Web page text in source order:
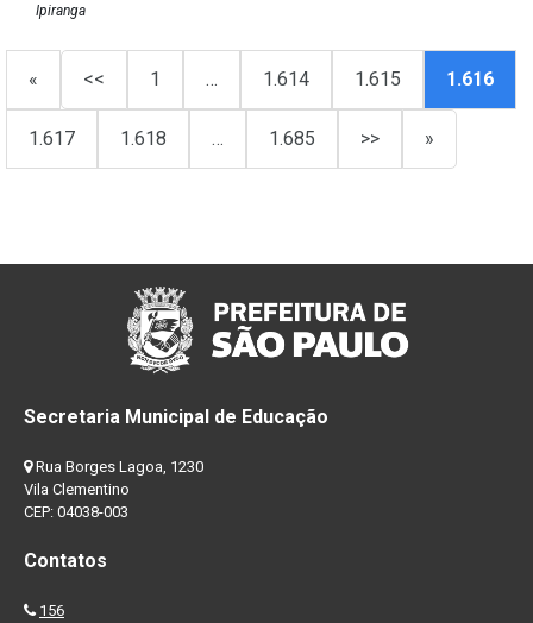
Ipiranga
« << 1 … 1.614 1.615 1.616
1.617 1.618 … 1.685 >> »
Secretaria Municipal de Educação
Rua Borges Lagoa, 1230
Vila Clementino
CEP: 04038-003
Contatos
156